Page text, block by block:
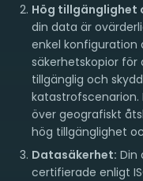
Hög tillgänglighet
din data är
enkel konfiguration
säkerhetskopior
tillgänglig och
över geografiskt
hög tillgänglighet
Datasäkerhet: Din
certifierade enligt